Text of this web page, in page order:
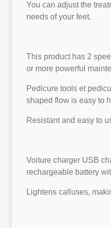
You can adjust the
needs of your feet.
This product has 2
or more powerful
Pedicure tools et
shaped flow is easy to
Resistant and easy to
Voiture charger USB
rechargeable battery
Lightens calluses,